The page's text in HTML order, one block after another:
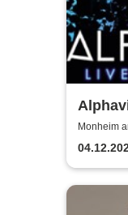
Monheim